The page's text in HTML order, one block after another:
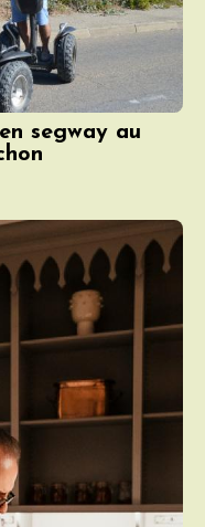
segway au